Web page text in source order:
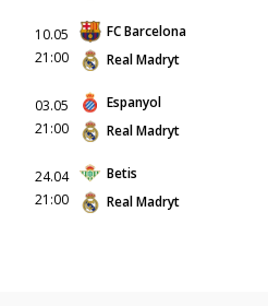
10.05
21:00
FC Barcelona
Real Madryt
03.05
21:00
Espanyol
Real Madryt
24.04
21:00
Betis
Real Madryt